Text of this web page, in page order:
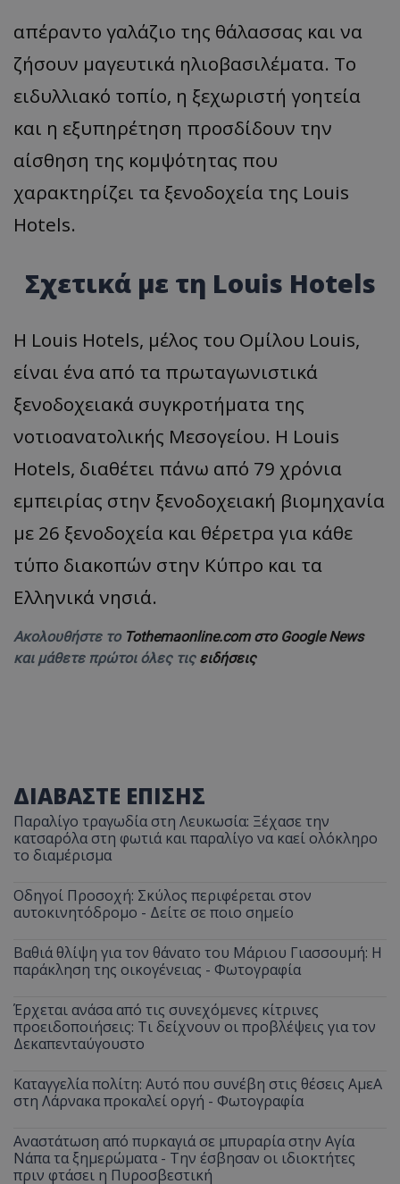
απέραντο γαλάζιο της θάλασσας και να
ζήσουν μαγευτικά ηλιοβασιλέματα. Το
ειδυλλιακό τοπίο, η ξεχωριστή γοητεία
και η εξυπηρέτηση προσδίδουν την
αίσθηση της κομψότητας που
χαρακτηρίζει τα ξενοδοχεία της Louis
Hotels.
Σχετικά με τη Louis Hotels
Η Louis Hotels, μέλος του Ομίλου Louis,
είναι ένα από τα πρωταγωνιστικά
ξενοδοχειακά συγκροτήματα της
νοτιοανατολικής Μεσογείου. H Louis
Hotels, διαθέτει πάνω από 79 χρόνια
εμπειρίας στην ξενοδοχειακή βιομηχανία
με 26 ξενοδοχεία και θέρετρα για κάθε
τύπο διακοπών στην Κύπρο και τα
Ελληνικά νησιά.
Ακολουθήστε το Tothemaonline.com στο Google News
και μάθετε πρώτοι όλες τις ειδήσεις
ΔΙΑΒΑΣΤΕ ΕΠΙΣΗΣ
Παραλίγο τραγωδία στη Λευκωσία: Ξέχασε την
κατσαρόλα στη φωτιά και παραλίγο να καεί ολόκληρο
το διαμέρισμα
Οδηγοί Προσοχή: Σκύλος περιφέρεται στον
αυτοκινητόδρομο - Δείτε σε ποιο σημείο
Βαθιά θλίψη για τον θάνατο του Μάριου Γιασσουμή: Η
παράκληση της οικογένειας - Φωτογραφία
Έρχεται ανάσα από τις συνεχόμενες κίτρινες
προειδοποιήσεις: Τι δείχνουν οι προβλέψεις για τον
Δεκαπενταύγουστο
Καταγγελία πολίτη: Αυτό που συνέβη στις θέσεις ΑμεΑ
στη Λάρνακα προκαλεί οργή - Φωτογραφία
Αναστάτωση από πυρκαγιά σε μπυραρία στην Αγία
Νάπα τα ξημερώματα - Την έσβησαν οι ιδιοκτήτες
πριν φτάσει η Πυροσβεστική